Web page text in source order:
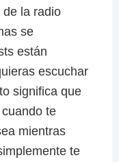
de la radio
se
están
escuchar
significa que
te
mientras
te